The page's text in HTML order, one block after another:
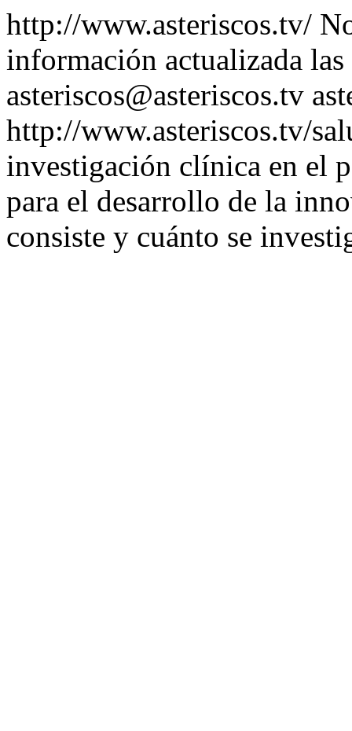
http://www.asteriscos.tv/
información actualizada las
asteriscos@asteriscos.tv
http://www.asteriscos.tv/
investigación clínica en el
para el desarrollo de la
consiste y cuánto se